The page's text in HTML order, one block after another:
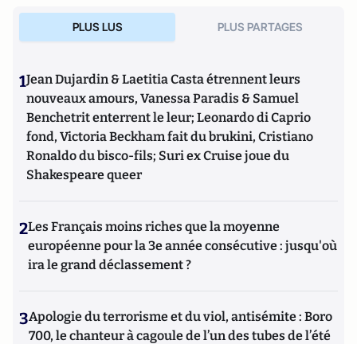
PLUS LUS PLUS PARTAGES
1Jean Dujardin & Laetitia Casta étrennent leurs
nouveaux amours, Vanessa Paradis & Samuel
Benchetrit enterrent le leur; Leonardo di Caprio
fond, Victoria Beckham fait du brukini, Cristiano
Ronaldo du bisco-fils; Suri ex Cruise joue du
Shakespeare queer
2Les Français moins riches que la moyenne
européenne pour la 3e année consécutive : jusqu'où
ira le grand déclassement ?
3Apologie du terrorisme et du viol, antisémite : Boro
700, le chanteur à cagoule de l’un des tubes de l’été